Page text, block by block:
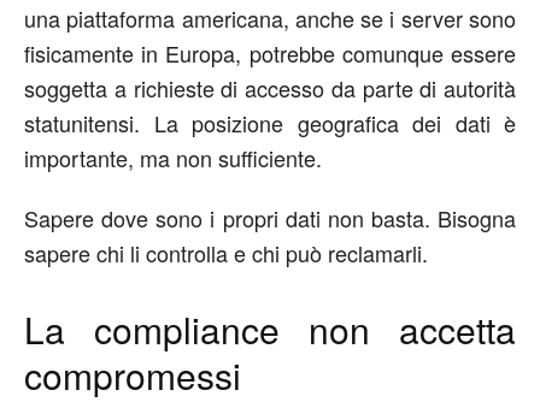
una piattaforma americana, anche se i server sono
fisicamente in Europa, potrebbe comunque essere
soggetta a richieste di accesso da parte di autorità
statunitensi. La posizione geografica dei dati è
importante, ma non sufficiente.
Saperedove sono i propri dati non basta. Bisogna
saperechi li controllaechi può reclamarli.
La compliance non accetta
compromessi